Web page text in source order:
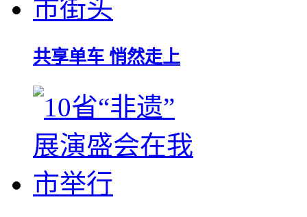
共享单车 悄然走上